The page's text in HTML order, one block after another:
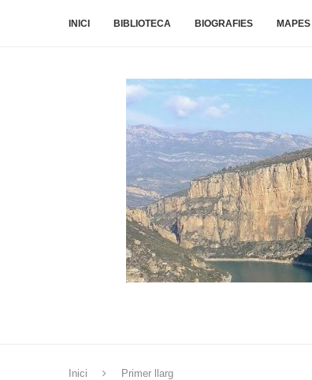
INICI BIBLIOTECA BIOGRAFIES MAPES
Inici Primer llarg